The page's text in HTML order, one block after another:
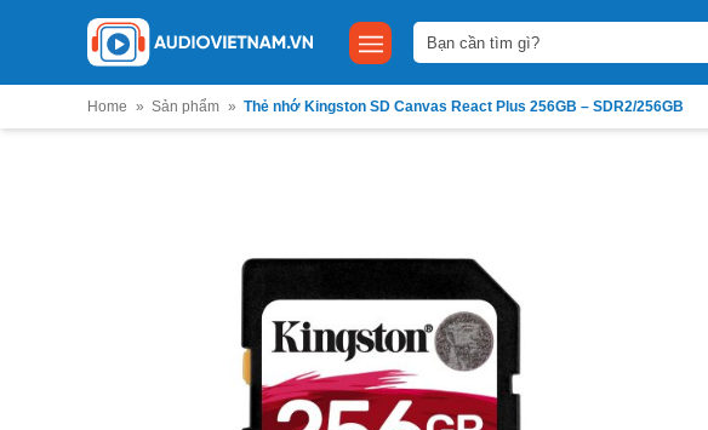
Tìm
kiếm:
Home » Sản phẩm » Thẻ nhớ Kingston SD Canvas React Plus 256GB – SDR2/256GB